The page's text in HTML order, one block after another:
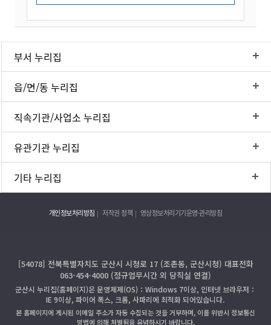
부서 누리집
읍/면/동 누리집
직속기관/사업소 누리집
유관기관 누리집
기타 누리집
개인정보처리방침 저작권 정책 영상정보처리기기운영·관리방침
[54078] 전북특별자치도 군산시 시청로 17 (조촌동, 군산시청) 대표전화
063-454-4000 (정규업무시간 외 당직실 연결)
군산시 누리집(홈페이지)은 운영체제(OS)：Windows 7이상, 인터넷 브라우저：
IE 9이상, 파이어 폭스, 크롬, 사파리에 최적화 되어있습니다.
본 홈페이지에 게시된 이메일 주소가 자동 수집되는 것을 거부하며, 이를 위반시 정보통신
망법에 의해 처벌됨을 유념하시기 바랍니다.